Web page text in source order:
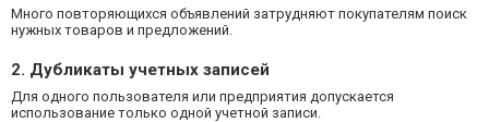
Много повторяющихся объявлений затрудняют покупателям поиск
нужных товаров и предложений.
2. Дубликаты учетных записей
Для одного пользователя или предприятия допускается
использование только одной учетной записи.